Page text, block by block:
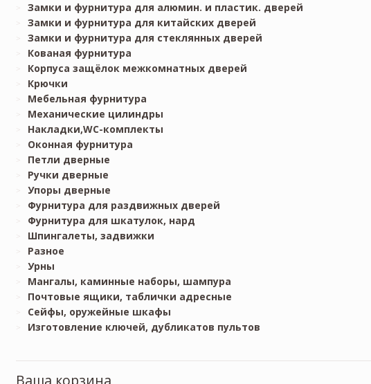
Замки и фурнитура для алюмин. и пластик. дверей
Замки и фурнитура для китайских дверей
Замки и фурнитура для стеклянных дверей
Кованая фурнитура
Корпуса защёлок межкомнатных дверей
Крючки
Мебельная фурнитура
Механические цилиндры
Накладки,WC-комплекты
Оконная фурнитура
Петли дверные
Ручки дверные
Упоры дверные
Фурнитура для раздвижных дверей
Фурнитура для шкатулок, нард
Шпингалеты, задвижки
Разное
Урны
Мангалы, каминные наборы, шампура
Почтовые ящики, таблички адресные
Сейфы, оружейные шкафы
Изготовление ключей, дубликатов пультов
Ваша корзина